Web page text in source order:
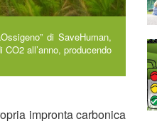
di SaveHuman,
all’anno, producendo
impronta carbonica